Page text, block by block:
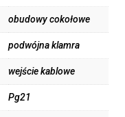
obudowy cokołowe
podwójna klamra
wejście kablowe
Pg21